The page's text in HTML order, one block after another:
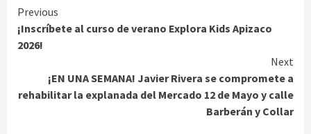
Continue
Reading
Previous
¡Inscríbete al curso de verano Explora Kids Apizaco
2026!
Next
¡EN UNA SEMANA! Javier Rivera se compromete a
rehabilitar la explanada del Mercado 12 de Mayo y calle
Barberán y Collar